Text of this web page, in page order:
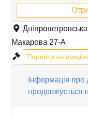
Макарова 27-А
Перейти на аукціон
Інформація
продовжується